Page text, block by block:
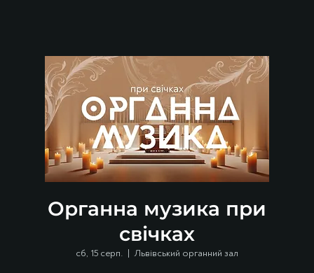
Органна музика при
свічках
сб, 15 серп.
  |
Львівський органний зал